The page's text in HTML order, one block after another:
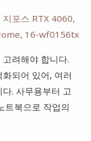
려해야 합니다.
되어 있어, 여러
. 사무용부터 고
트북으로 작업의